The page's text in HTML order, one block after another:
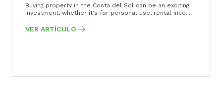
Buying property in the Costa del Sol can be an exciting
investment, whether it's for personal use, rental inco...
VER ARTÍCULO